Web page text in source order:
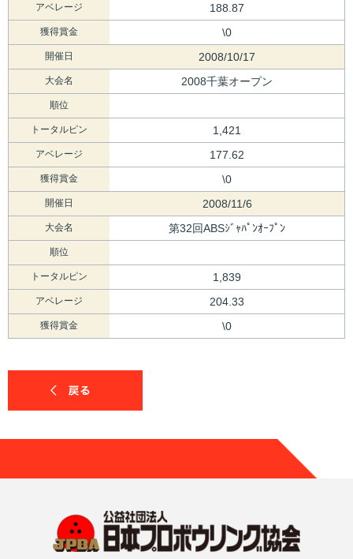
アベレージ 188.87
獲得賞金 \0
開催日 2008/10/17
大会名 2008千葉オープン
順位
トータルピン 1,421
アベレージ 177.62
獲得賞金 \0
開催日 2008/11/6
大会名 第32回ABSｼﾞｬﾊﾟﾝｵｰﾌﾟﾝ
順位
トータルピン 1,839
アベレージ 204.33
獲得賞金 \0